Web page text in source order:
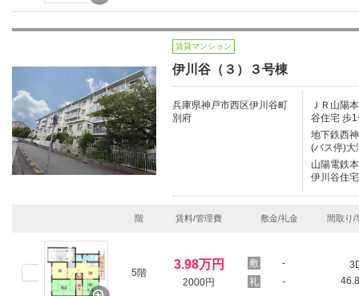
賃貸マンション
伊川谷（３）３号棟
兵庫県神戸市西区伊川谷町
別府
ＪＲ山陽
谷住宅 歩
地下鉄西
(バス停)大
山陽電鉄
伊川谷住
階 賃料/管理費 敷金/礼金 間取り/
5階
3.98万円
2000円
-
-